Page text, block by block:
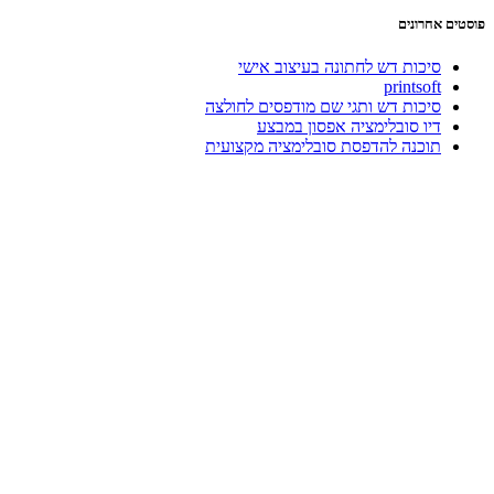
פוסטים אחרונים
סיכות דש לחתונה בעיצוב אישי
printsoft
סיכות דש ותגי שם מודפסים לחולצה
דיו סובלימציה אפסון במבצע
תוכנה להדפסת סובלימציה מקצועית